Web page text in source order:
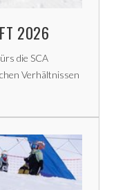
2026
die SCA
Verhältnissen